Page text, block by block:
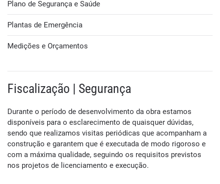
Plano de Segurança e Saúde
Plantas de Emergência
Medições e Orçamentos
Fiscalização | Segurança
Durante o período de desenvolvimento da obra estamos
disponíveis para o esclarecimento de quaisquer dúvidas,
sendo que realizamos visitas periódicas que acompanham a
construção e garantem que é executada de modo rigoroso e
com a máxima qualidade, seguindo os requisitos previstos
nos projetos de licenciamento e execução.